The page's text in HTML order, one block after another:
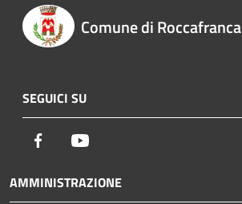
Comune di Roccafranca
SEGUICI SU
Facebook
AMMINISTRAZIONE